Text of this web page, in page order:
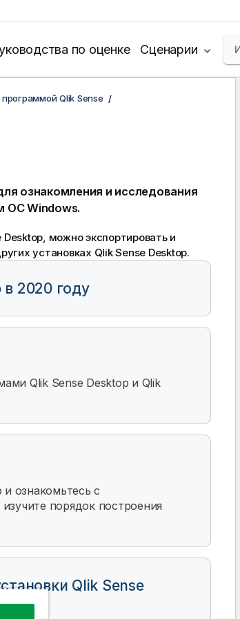
по оценке Сценарии
Qlik Sense
ознакомления и исследования
ОС Windows.
Desktop, можно экспортировать и
установках Qlik Sense Desktop.
в 2020 году
Qlik Sense Desktop и Qlik
и ознакомьтесь с
порядок построения
Qlik Sense